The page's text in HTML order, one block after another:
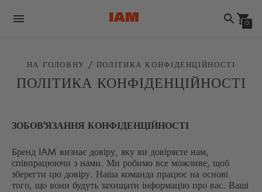
0
НА ГОЛОВНУ / ПОЛІТИКА КОНФІДЕНЦІЙНОСТІ
ПОЛІТИКА КОНФІДЕНЦІЙНОСТІ
ЗОБОВ'ЯЗАННЯ КОНФІДЕНЦІЙНОСТІ
Бренд IAM визнає довіру, яку ви довіряєте нам,
співпрацюючи з нами. Ми робимо все можливе, щоб
зберегти цю довіру. Наша команда працює на основі
того, що вони будуть захищати інформацію про вас. Ваші